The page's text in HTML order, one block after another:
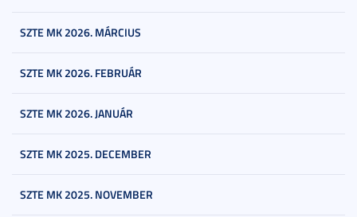
SZTE MK 2026. MÁRCIUS
SZTE MK 2026. FEBRUÁR
SZTE MK 2026. JANUÁR
SZTE MK 2025. DECEMBER
SZTE MK 2025. NOVEMBER